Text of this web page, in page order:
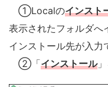
①Localのインスト
表示されたフォルダへ
インストール先が入力
②「インストール